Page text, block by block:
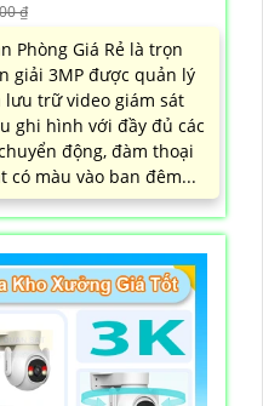
₫
Phòng Giá Rẻ là trọn
giải 3MP được quản lý
trữ video giám sát
ghi hình với đầy đủ các
động, đàm thoại
có màu vào ban đêm...